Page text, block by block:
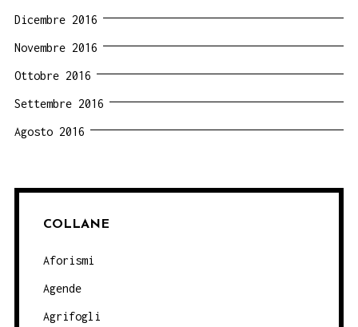
Dicembre 2016
Novembre 2016
Ottobre 2016
Settembre 2016
Agosto 2016
COLLANE
Aforismi
Agende
Agrifogli